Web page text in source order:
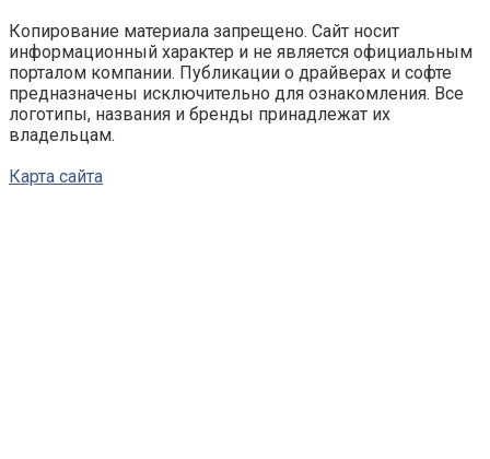
Копирование материала запрещено. Сайт носит
информационный характер и не является официальным
порталом компании. Публикации о драйверах и софте
предназначены исключительно для ознакомления. Все
логотипы, названия и бренды принадлежат их
владельцам.
Карта сайта